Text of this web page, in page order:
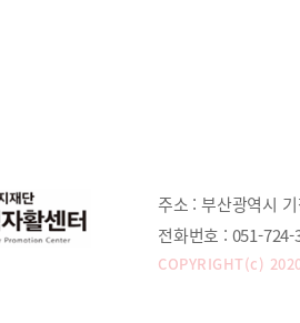
주소 : 부산광역시
전화번호 : 051-724-
COPYRIGHT(c)